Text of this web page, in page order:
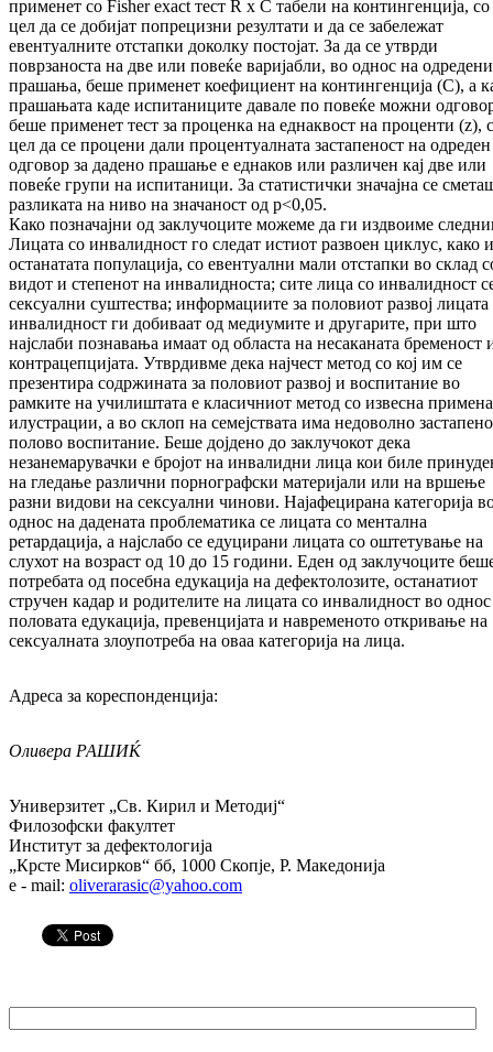
применет со Fisher exact тест R x C табели на контингенција, со
цел да се добијат попрецизни резултати и да се забележат
евентуалните отстапки доколку постојат. За да се утврди
поврзаноста на две или повеќе варијабли, во однос на одредени
прашања, беше применет коефициент на контингенција (C), а
прашањата каде испитаниците давале по повеќе можни
беше применет тест за проценка на еднаквост на проценти (z),
цел да се процени дали процентуалната застапеност на одреден
одговор за дадено прашање е еднаков или различен кај две или
повеќе групи на испитаници. За статистички значајна се
разликата на ниво на значаност од p<0,05.
Како позначајни од заклучоците можеме да ги издвоиме
Лицата со инвалидност го следат истиот развоен циклус, како и
останатата популација, со евентуални мали отстапки во склад
видот и степенот на инвалидноста; сите лица со инвалидност
сексуални суштества; информациите за половиот развој лицата
инвалидност ги добиваат од медиумите и другарите, при што
најслаби познавања имаат од областа на несаканата бременост
контрацепцијата. Утврдивме дека најчест метод со кој им се
презентира содржината за половиот развој и воспитание во
рамките на училиштата е класичниот метод со извесна
илустрации, а во склоп на семејствата има недоволно застапено
полово воспитание. Беше дојдено до заклучокот дека
незанемарувачки е бројот на инвалидни лица кои биле
на гледање различни порнографски материјали или на вршење
разни видови на сексуални чинови. Најафецирана категорија
однос на дадената проблематика се лицата со ментална
ретардација, а наjслабо се едуцирани лицата со оштетување на
слухот на возраст од 10 до 15 години. Еден од заклучоците
потребата од посебна едукација на дефектолозите, останатиот
стручен кадар и родителите на лицата со инвалидност во
половата едукација, превенцијата и навременото откривање на
сексуалната злоупотреба на оваа категорија на лица.
Адреса за кореспонденција:
Оливера РАШИЌ
Универзитет „Св. Кирил и Методиј“
Филозофски факултет
Институт за дефектологија
„Крсте Мисирков“ бб, 1000 Скопје, Р. Македонија
e - mail: oliverarasic@yahoo.com